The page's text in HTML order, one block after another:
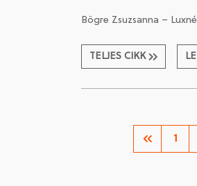
Bögre Zsuzsanna –
TELJES CIKK
1